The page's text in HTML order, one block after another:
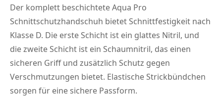
Der komplett beschichtete Aqua Pro
Schnittschutzhandschuh bietet Schnittfestigkeit nach
Klasse D. Die erste Schicht ist ein glattes Nitril, und
die zweite Schicht ist ein Schaumnitril, das einen
sicheren Griff und zusätzlich Schutz gegen
Verschmutzungen bietet. Elastische Strickbündchen
sorgen für eine sichere Passform.